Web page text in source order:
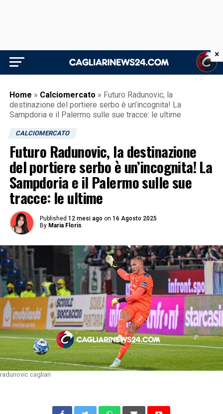
Home » Calciomercato » Futuro Radunovic, la
destinazione del portiere serbo è un’incognita! La
Sampdoria e il Palermo sulle sue tracce: le ultime
CALCIOMERCATO
Futuro Radunovic, la destinazione
del portiere serbo è un’incognita! La
Sampdoria e il Palermo sulle sue
tracce: le ultime
Published 12 mesi ago on 16 Agosto 2025
By Maria Floris
radunovic cagliari
×